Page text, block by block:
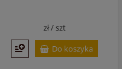
zł /szt
Do koszyka